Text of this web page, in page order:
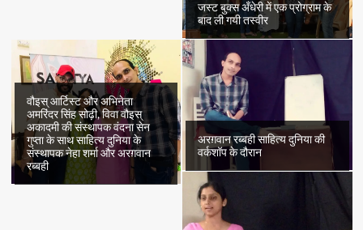
जस्ट बुक्स अँधेरी में एक प्रोग्राम के
बाद ली गयी तस्वीर
वौइस् आर्टिस्ट और अभिनेता
अमरिंदर सिंह सोढ़ी, विवा वौइस्
अकादमी की संस्थापक वंदना सेन
गुप्ता के साथ साहित्य दुनिया के
संस्थापक नेहा शर्मा और अरग़वान
रब्बही
अरग़वान रब्बही साहित्य दुनिया की
वर्कशॉप के दौरान